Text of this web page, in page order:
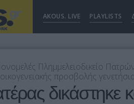
AKOUS. LIVE PLAYLISTS
Πλημμελειοδικείο
προσβολής
δικάστηκε